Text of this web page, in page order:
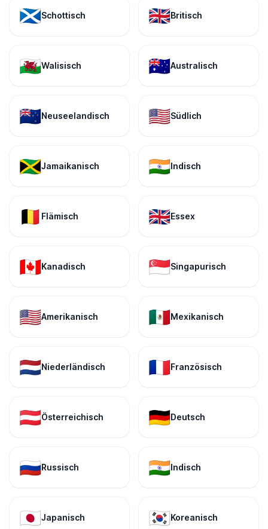
🏴󠁧󠁢󠁳󠁣󠁴󠁿Schottisch 🇬🇧Britisch
🏴󠁧󠁢󠁷󠁬󠁳󠁿Walisisch 🇦🇺Australisch
🇳🇿Neuseelandisch 🇺🇸Südlich
🇯🇲Jamaikanisch 🇮🇳Indisch
🇧🇪 Flämisch 🇬🇧Essex
🇨🇦Kanadisch 🇸🇬Singapurisch
🇺🇸Amerikanisch 🇲🇽Mexikanisch
🇳🇱Niederländisch 🇫🇷Französisch
🇦🇹Österreichisch 🇩🇪Deutsch
🇷🇺Russisch 🇮🇳Indisch
🇯🇵Japanisch 🇰🇷Koreanisch